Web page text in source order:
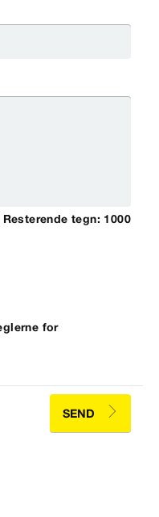
Resterende tegn: 1000
for
SEND